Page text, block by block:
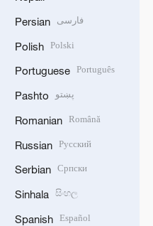
Persian فارسی
Polish Polski
Portuguese Português
Pashto پښتو
Romanian Română
Russian Русский
Serbian Српски
Sinhala සිංහල
Spanish Español